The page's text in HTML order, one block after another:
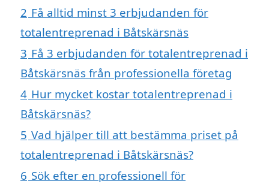
2 Få alltid minst 3 erbjudanden för
totalentreprenad i Båtskärsnäs
3 Få 3 erbjudanden för totalentreprenad i
Båtskärsnäs från professionella företag
4 Hur mycket kostar totalentreprenad i
Båtskärsnäs?
5 Vad hjälper till att bestämma priset på
totalentreprenad i Båtskärsnäs?
6 Sök efter en professionell för